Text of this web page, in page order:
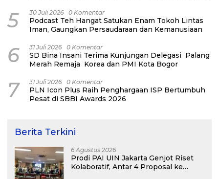
5 30 Juli 2026 0 Komentar
Podcast Teh Hangat Satukan Enam Tokoh Lintas
Iman, Gaungkan Persaudaraan dan Kemanusiaan
6 31 Juli 2026 0 Komentar
SD Bina Insani Terima Kunjungan Delegasi Palang
Merah Remaja Korea dan PMI Kota Bogor
7 31 Juli 2026 0 Komentar
PLN Icon Plus Raih Penghargaan ISP Bertumbuh
Pesat di SBBI Awards 2026
Berita Terkini
6 Agustus 2026
Prodi PAI UIN Jakarta Genjot Riset
Kolaboratif, Antar 4 Proposal ke